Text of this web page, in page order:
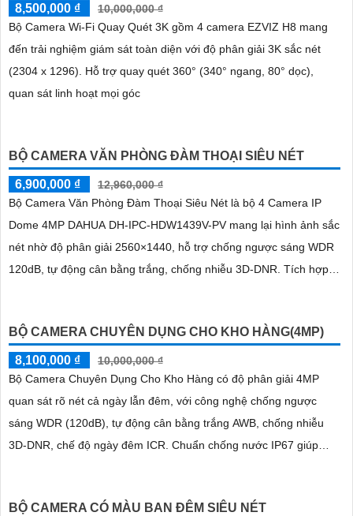
8,500,000 ₫
10,000,000 ₫
Bộ Camera Wi-Fi Quay Quét 3K gồm 4 camera EZVIZ H8 mang
đến trải nghiệm giám sát toàn diện với độ phân giải 3K sắc nét
(2304 x 1296). Hỗ trợ quay quét 360° (340° ngang, 80° dọc),
quan sát linh hoạt mọi góc
BỘ CAMERA VĂN PHÒNG ĐÀM THOẠI SIÊU NÉT
6,900,000 ₫
12,960,000 ₫
Bộ Camera Văn Phòng Đàm Thoại Siêu Nét là bộ 4 Camera IP
Dome 4MP DAHUA DH-IPC-HDW1439V-PV mang lại hình ảnh sắc
nét nhờ độ phân giải 2560×1440, hỗ trợ chống ngược sáng WDR
120dB, tự động cân bằng trắng, chống nhiễu 3D-DNR. Tích hợp
sát hiệu quả ngày đêm
BỘ CAMERA CHUYÊN DỤNG CHO KHO HÀNG(4MP)
8,100,000 ₫
10,000,000 ₫
Bộ Camera Chuyên Dụng Cho Kho Hàng có độ phân giải 4MP
quan sát rõ nét cả ngày lẫn đêm, với công nghệ chống ngược
sáng WDR (120dB), tự động cân bằng trắng AWB, chống nhiễu
3D-DNR, chế độ ngày đêm ICR. Chuẩn chống nước IP67 giúp
BỘ CAMERA CÓ MÀU BAN ĐÊM SIÊU NÉT